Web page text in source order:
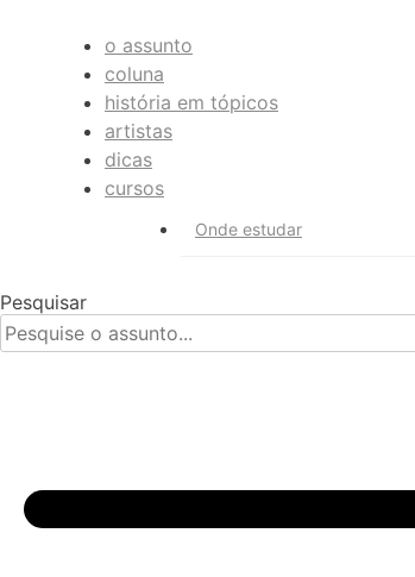
o assunto
coluna
história em tópicos
artistas
dicas
cursos
Onde estudar
Pesquisar